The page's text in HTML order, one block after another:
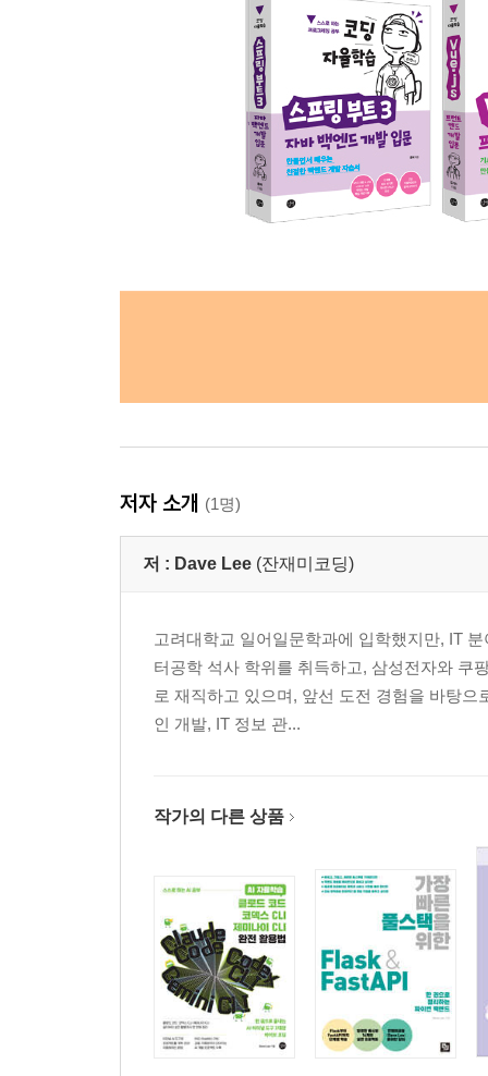
저자 소개 (1명)
저 : Dave Lee (잔재미코딩)
고려대학교 일어일문학과에 입학했지만, IT
터공학 석사 학위를 취득하고, 삼성전자와 쿠
로 재직하고 있으며, 앞선 도전 경험을 바탕
인 개발, IT 정보 관...
작가의 다른 상품